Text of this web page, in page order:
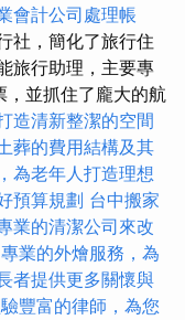
會計公司處理帳
社，簡化了旅行住
旅行助理，主要專
，並抓住了龐大的航
造清新整潔的空間
葬的費用結構及其
為老年人打造理想
預算規劃 台中搬家
業的清潔公司來改
專業的外燴服務，為
者提供更多關懷與
豐富的律師，為您